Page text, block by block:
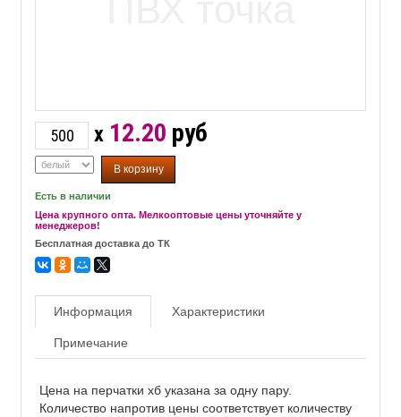
x 12.20 руб
Есть в наличии
Цена крупного опта. Мелкооптовые цены уточняйте у
менеджеров!
Бесплатная доставка до ТК
Информация Характеристики
Примечание
Цена на перчатки хб указана за одну пару.
Количество напротив цены соответствует количеству